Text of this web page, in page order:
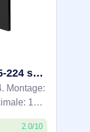
Ergotron HX Series 45-475-224 support d'écran plat pour bureau 124,5 cm (49") Noir
Montage:
19,1
cm (24"),
2.0/10